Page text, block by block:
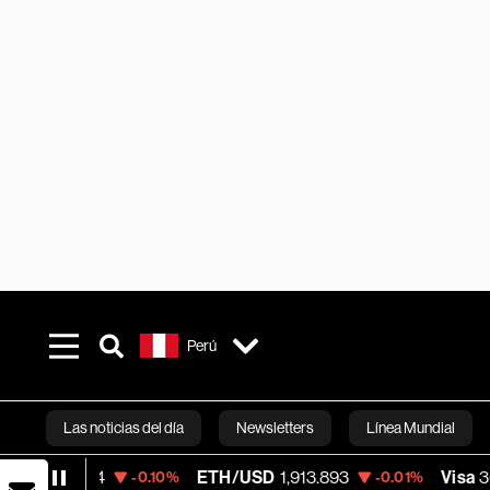
Perú
Las noticias del día Newsletters Línea Mundial
Bloomberg
ETH/USD 1,913.893 -0.01% Visa 362.50 -2.15%